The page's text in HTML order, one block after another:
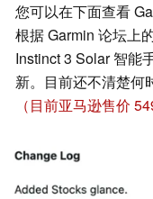
您可以在下面查看
根据 Garmin 论坛上
Instinct 3 Solar 智能
新。目前还不清楚何
（目前亚马逊售价